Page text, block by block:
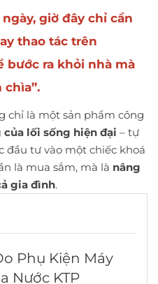
giờ đây chỉ cần
thao tác trên
bước ra khỏi nhà mà
chỉ là một sản phẩm công
lối sống hiện đại – tự
đầu tư vào một chiếc khoá
là mua sắm, mà là nâng
gia đình.
Phụ Kiện Máy
Nước KTP